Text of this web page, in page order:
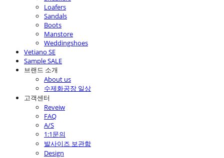
Loafers
Sandals
Boots
Manstore
Weddingshoes
Vetiano SE
Sample SALE
브랜드 소개
About us
수제화공장 일상
고객센터
Reveiw
FAQ
A/S
1:1문의
발사이즈 보관함
Design